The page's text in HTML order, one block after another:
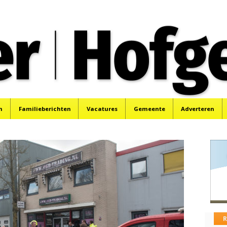
Familieberichten Vacatures Gemeente Adverteren